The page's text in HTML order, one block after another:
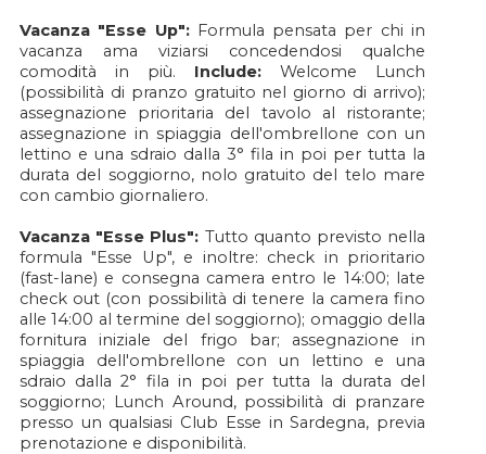
Vacanza "Esse Up": Formula pensata per chi in
vacanza ama viziarsi concedendosi qualche
comodità in più. Include: Welcome Lunch
(possibilità di pranzo gratuito nel giorno di arrivo);
assegnazione prioritaria del tavolo al ristorante;
assegnazione in spiaggia dell'ombrellone con un
lettino e una sdraio dalla 3° fila in poi per tutta la
durata del soggiorno, nolo gratuito del telo mare
con cambio giornaliero.
Vacanza "Esse Plus": Tutto quanto previsto nella
formula "Esse Up", e inoltre: check in prioritario
(fast-lane) e consegna camera entro le 14:00; late
check out (con possibilità di tenere la camera fino
alle 14:00 al termine del soggiorno); omaggio della
fornitura iniziale del frigo bar; assegnazione in
spiaggia dell'ombrellone con un lettino e una
sdraio dalla 2° fila in poi per tutta la durata del
soggiorno; Lunch Around, possibilità di pranzare
presso un qualsiasi Club Esse in Sardegna, previa
prenotazione e disponibilità.